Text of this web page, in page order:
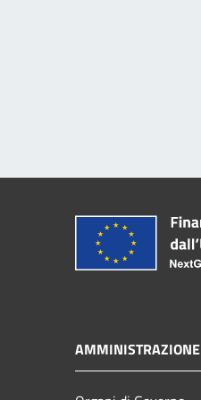
AMMINISTRAZIONE